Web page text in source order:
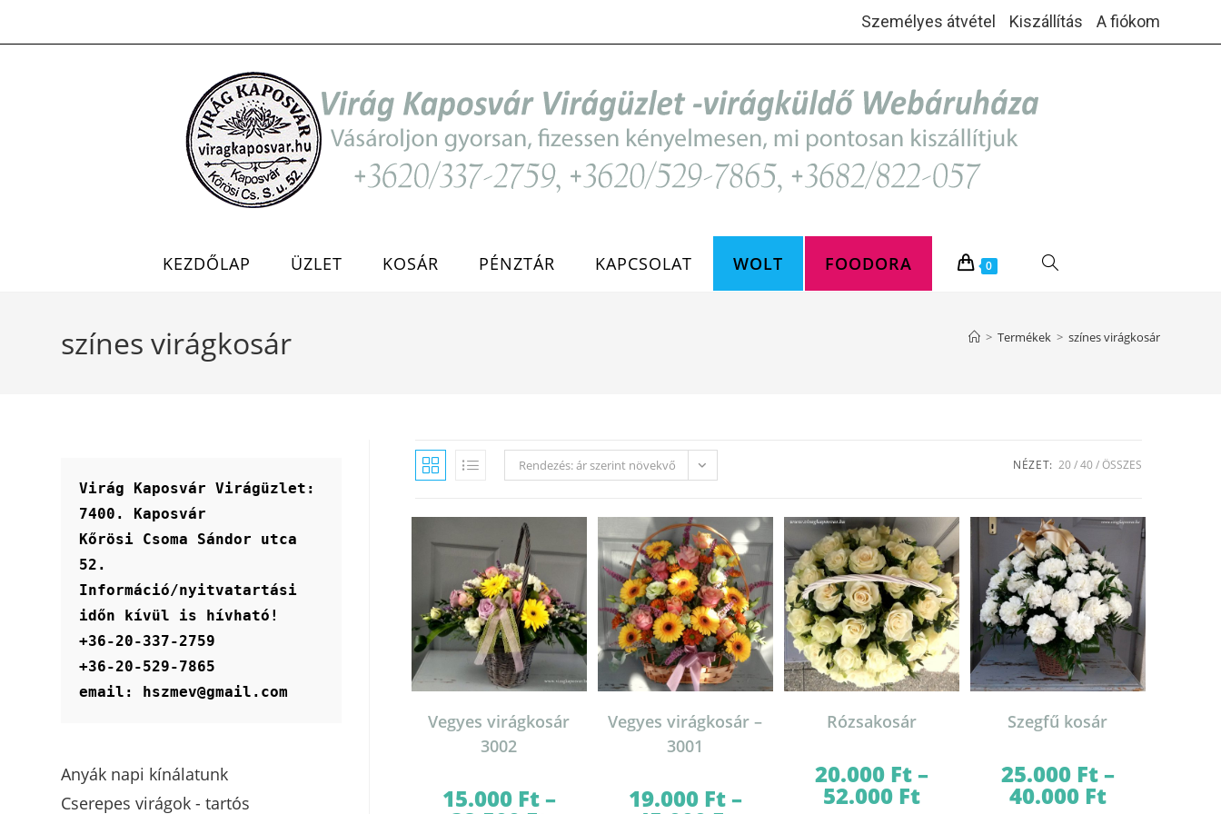
Személyes átvétel Kiszállítás A fiókom
KEZDŐLAP ÜZLET KOSÁR PÉNZTÁR KAPCSOLAT WOLT FOODORA 0 TOGGLE
színes virágkosár > Termékek > színes virágkosár
Rendezés: ár szerint növekvő NÉZET: 20 40 ÖSSZES
Vegyes virágkosár
3002
15.000 Ft–
Vegyes virágkosár –
3001
19.000 Ft–
Rózsakosár
20.000 Ft–
52.000 FtÁrtartomány:
20.000 Ft
Szegfű kosár
25.000 Ft–
40.000 FtÁrtartomány:
25.000 Ft
Virág Kaposvár Virágüzlet:
7400. Kaposvár
Kőrösi Csoma Sándor utca
52.
Információ/nyitvatartási
időn kívül is hívható!
+36-20-337-2759
+36-20-529-7865
email: hszmev@gmail.com
Anyák napi kínálatunk
Cserepes virágok - tartós